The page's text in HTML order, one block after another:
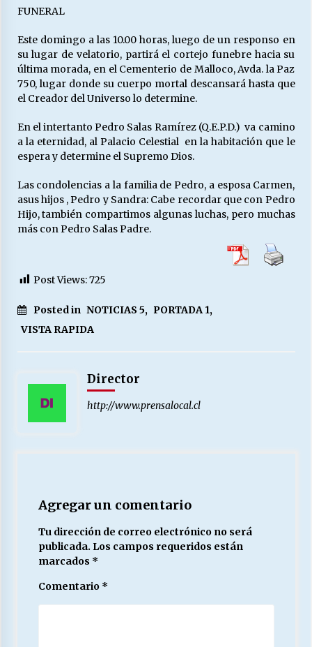
FUNERAL
Este domingo a las 10.00 horas, luego de un responso en
su lugar de velatorio, partirá el cortejo funebre hacia su
última morada, en el Cementerio de Malloco, Avda. la Paz
750, lugar donde su cuerpo mortal descansará hasta que
el Creador del Universo lo determine.
En el intertanto Pedro Salas Ramírez (Q.E.P.D.) va camino
a la eternidad, al Palacio Celestial en la habitación que le
espera y determine el Supremo Dios.
Las condolencias a la familia de Pedro, a esposa Carmen,
asus hijos , Pedro y Sandra: Cabe recordar que con Pedro
Hijo, también compartimos algunas luchas, pero muchas
más con Pedro Salas Padre.
Post Views:725
Posted in NOTICIAS 5, PORTADA 1,
VISTA RAPIDA
Director
http://www.prensalocal.cl
Agregar un comentario
Tu dirección de correo electrónico no será
publicada. Los campos requeridos están
marcados *
Comentario *